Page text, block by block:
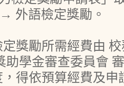
外語檢定獎勵。
獎勵所需經費由
助學金審查委員會
得依預算經費及